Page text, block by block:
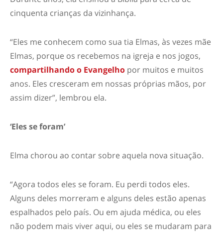
cinquenta crianças da vizinhança.
“Eles me conhecem como sua tia Elmas, às vezes mãe
Elmas, porque os recebemos na igreja e nos jogos,
compartilhando o Evangelho por muitos e muitos
anos. Eles cresceram em nossas próprias mãos, por
assim dizer”, lembrou ela.
‘Eles se foram’
Elma chorou ao contar sobre aquela nova situação.
“Agora todos eles se foram. Eu perdi todos eles.
Alguns deles morreram e alguns deles estão apenas
espalhados pelo país. Ou em ajuda médica, ou eles
não podem mais viver aqui, ou eles se mudaram para